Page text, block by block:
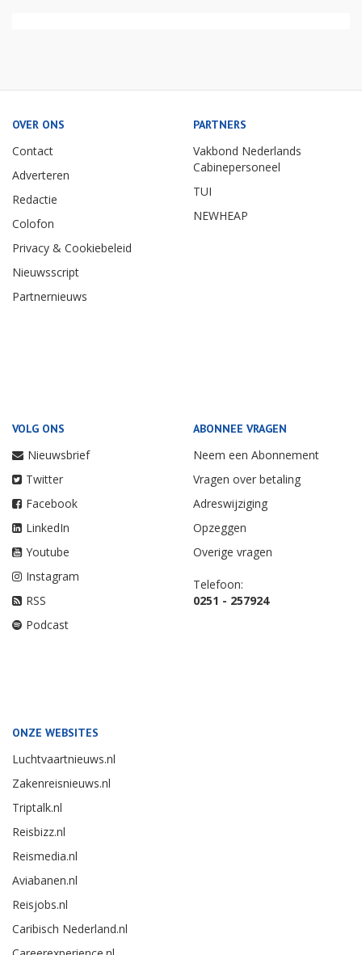
OVER ONS
Contact
Adverteren
Redactie
Colofon
Privacy & Cookiebeleid
Nieuwsscript
Partnernieuws
PARTNERS
Vakbond Nederlands
Cabinepersoneel
TUI
NEWHEAP
VOLG ONS
Nieuwsbrief
Twitter
Facebook
LinkedIn
Youtube
Instagram
RSS
Podcast
ABONNEE VRAGEN
Neem een Abonnement
Vragen over betaling
Adreswijziging
Opzeggen
Overige vragen
Telefoon:
0251 - 257924
ONZE WEBSITES
Luchtvaartnieuws.nl
Zakenreisnieuws.nl
Triptalk.nl
Reisbizz.nl
Reismedia.nl
Aviabanen.nl
Reisjobs.nl
Caribisch Nederland.nl